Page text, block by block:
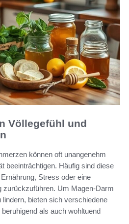
Völlegefühl und
können oft unangenehm
beeinträchtigen. Häufig sind diese
Stress oder eine
zurückzuführen. Um Magen-Darm
bieten sich verschiedene
als auch wohltuend